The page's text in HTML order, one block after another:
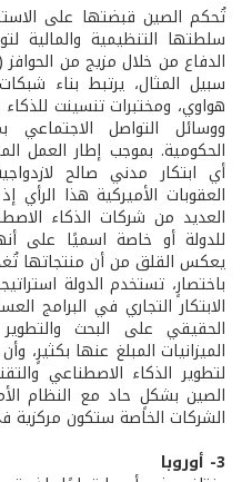
تُحكم الصين قبضتها على
سلطتها التنظيمية والمالية
الدفاع من خلال مزيج من الحوافز
سبيل المثال، يرتبط بناء
هواوي، ومختبرات تنسينت
ووسائل التواصل الاجتماعي
الحكومية. بموجب إطار العمل
العقوبات الأميركية هذا الرأي
العديد من شركات الذكاء
للدولة أو خاصة اسميًا على
يعكس القلق من أن منتجاتها
باختصارٍ، تستخدم الدولة
الابتكار التجاري في البرامج
الحقيقي على البحث
الميزانيات المبلغ عنها
الصين بشكلٍ حاد مع النظام
الشركات الخاصة ستكون مركزية
3- أوروبا